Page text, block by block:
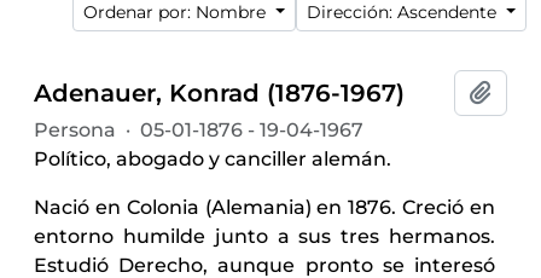
Ordenar por: Nombre Dirección: Ascendente
Adenauer, Konrad (1876-1967)
Persona · 05-01-1876 - 19-04-1967
Político, abogado y canciller alemán.
Nació en Colonia (Alemania) en 1876. Creció en
entorno humilde junto a sus tres hermanos.
Estudió Derecho, aunque pronto se interesó